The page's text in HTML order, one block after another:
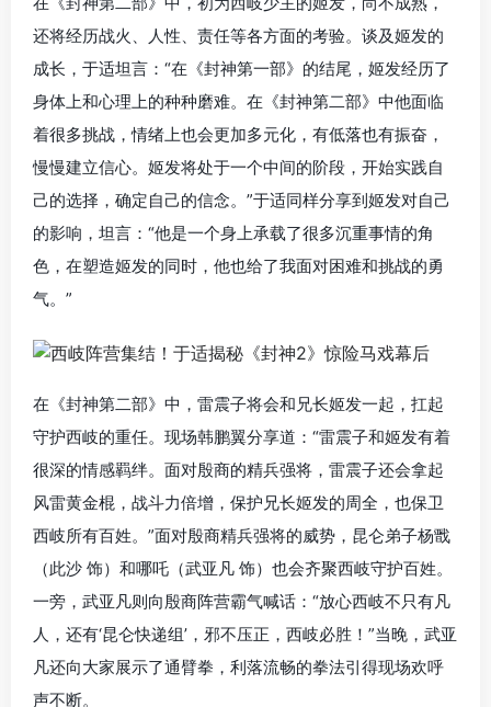
还将经历战火、人性、责任等各方面的考验。谈及姬发的
成长，于适坦言：“在《封神第一部》的结尾，姬发经历了
身体上和心理上的种种磨难。在《封神第二部》中他面临
着很多挑战，情绪上也会更加多元化，有低落也有振奋，
慢慢建立信心。姬发将处于一个中间的阶段，开始实践自
己的选择，确定自己的信念。”于适同样分享到姬发对自己
的影响，坦言：“他是一个身上承载了很多沉重事情的角
色，在塑造姬发的同时，他也给了我面对困难和挑战的勇
气。”
在《封神第二部》中，雷震子将会和兄长姬发一起，扛起
守护西岐的重任。现场韩鹏翼分享道：“雷震子和姬发有着
很深的情感羁绊。面对殷商的精兵强将，雷震子还会拿起
风雷黄金棍，战斗力倍增，保护兄长姬发的周全，也保卫
西岐所有百姓。”面对殷商精兵强将的威势，昆仑弟子杨戬
（此沙 饰）和哪吒（武亚凡 饰）也会齐聚西岐守护百姓。
一旁，武亚凡则向殷商阵营霸气喊话：“放心西岐不只有凡
人，还有‘昆仑快递组’，邪不压正，西岐必胜！”当晚，武亚
凡还向大家展示了通臂拳，利落流畅的拳法引得现场欢呼
声不断。